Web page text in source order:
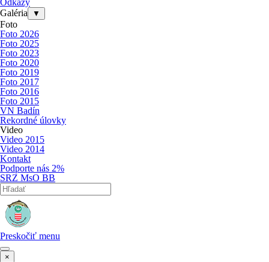
Odkazy
Galéria
▼
Foto
Foto 2026
Foto 2025
Foto 2023
Foto 2020
Foto 2019
Foto 2017
Foto 2016
Foto 2015
VN Badín
Rekordné úlovky
Video
Video 2015
Video 2014
Kontakt
Podporte nás 2%
SRZ MsO BB
Preskočiť menu
×